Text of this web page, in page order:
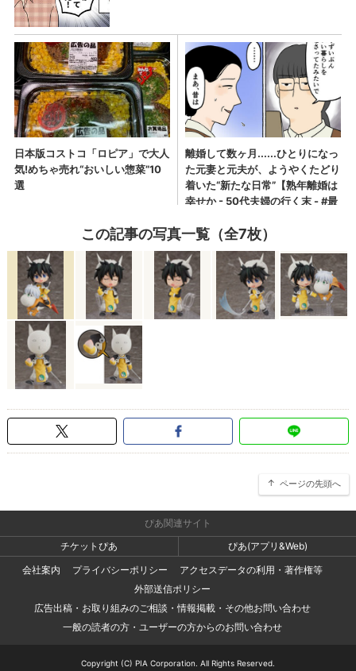
この記事の写真一覧（全7枚）
ページの先頭へ
ぴあ関連サイト
チケットぴあ
ぴあ(アプリ&Web)
会社案内
プライバシーポリシー
アクセスデータの利用・著作権等
外部送信ポリシー
広告出稿・お取り組みのご相談・情報掲載・その他お問い合わせ
一般の読者の方・ユーザーの方からのお問い合わせ
Copyright (C) PIA Corporation. All Rights Reserved.